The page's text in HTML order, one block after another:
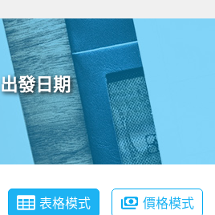
出發日期
表格模式 價格模式